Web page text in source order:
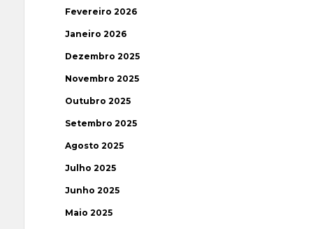
Fevereiro 2026
Janeiro 2026
Dezembro 2025
Novembro 2025
Outubro 2025
Setembro 2025
Agosto 2025
Julho 2025
Junho 2025
Maio 2025